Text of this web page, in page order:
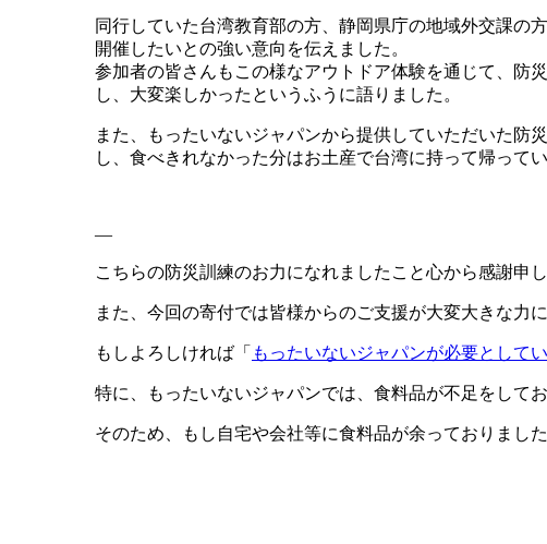
同行していた台湾教育部の方、静岡県庁の地域外交課の
開催したいとの強い意向を伝えました。
参加者の皆さんもこの様なアウトドア体験を通じて、防
し、大変楽しかったというふうに語りました。
また、もったいないジャパンから提供していただいた防
し、食べきれなかった分はお土産で台湾に持って帰って
—
こちらの防災訓練のお力になれましたこと心から感謝申し
また、今回の寄付では皆様からのご支援が大変大きな力に
もしよろしければ「 もったいないジャパンが必要として
特に、もったいないジャパンでは、食料品が不足をしてお
そのため、もし自宅や会社等に食料品が余っておりまし